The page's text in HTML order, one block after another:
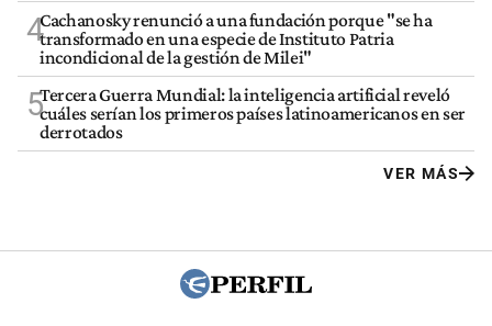
4Cachanosky renunció a una fundación porque "se ha
transformado en una especie de Instituto Patria
incondicional de la gestión de Milei"
5Tercera Guerra Mundial: la inteligencia artificial reveló
cuáles serían los primeros países latinoamericanos en ser
derrotados
VER MÁS